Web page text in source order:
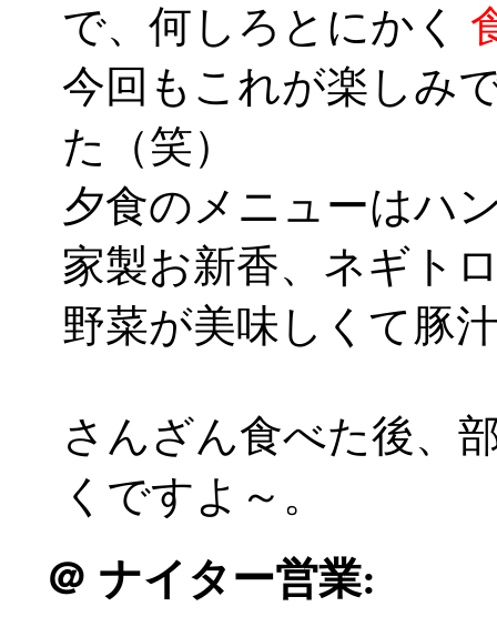
で、何しろとにかく
今回もこれが楽しみ
た（笑）
夕食のメニューはハ
家製お新香、ネギト
野菜が美味しくて豚
さんざん食べた後、
くですよ～。
＠ ナイター営業: